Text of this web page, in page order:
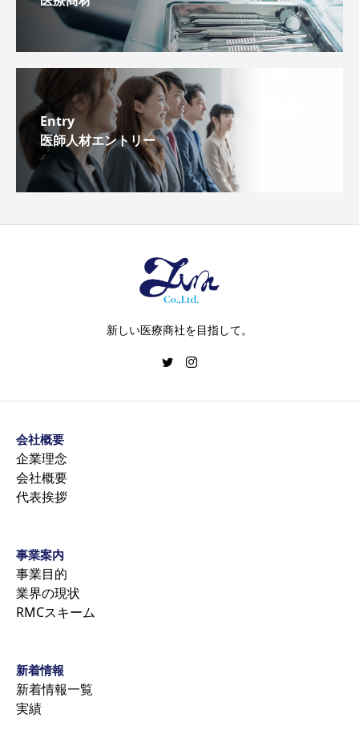
Entry
医師人材エントリー
新しい医療商社を目指して。
会社概要
企業理念
会社概要
代表挨拶
事業案内
事業目的
業界の現状
RMCスキーム
新着情報
新着情報一覧
実績